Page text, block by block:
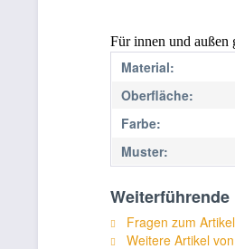
Für innen und außen
Material:
Oberfläche:
Farbe:
Muster:
Fragen zum
Weitere Artikel